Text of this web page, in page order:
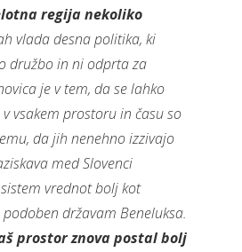
regija nekoliko
vlada desna politika, ki
družbo in ni odprta za
je v tem, da se lahko
vsakem prostoru in času so
da jih nenehno izzivajo
med Slovenci
vrednot bolj kot
državam Beneluksa.
prostor znova postal bolj